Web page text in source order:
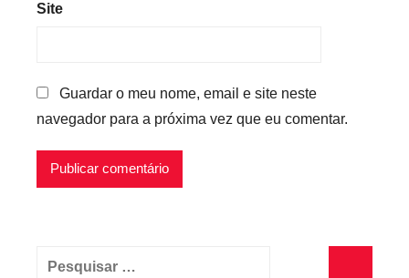
Site
Guardar o meu nome, email e site neste
navegador para a próxima vez que eu comentar.
Pesquisar